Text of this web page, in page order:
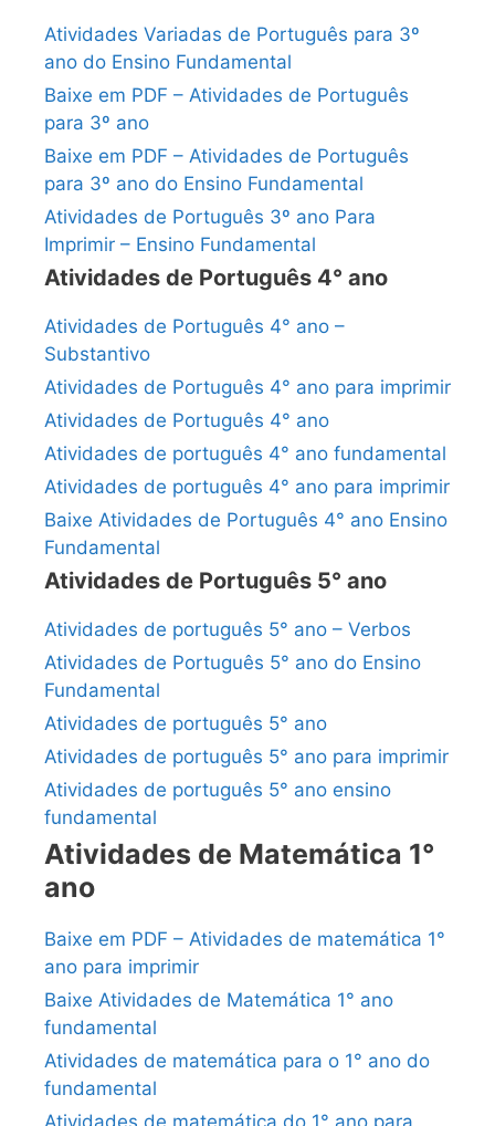
Atividades Variadas de Português para 3º
ano do Ensino Fundamental
Baixe em PDF – Atividades de Português
para 3º ano
Baixe em PDF – Atividades de Português
para 3º ano do Ensino Fundamental
Atividades de Português 3º ano Para
Imprimir – Ensino Fundamental
Atividades de Português 4° ano
Atividades de Português 4° ano –
Substantivo
Atividades de Português 4° ano para imprimir
Atividades de Português 4° ano
Atividades de português 4° ano fundamental
Atividades de português 4° ano para imprimir
Baixe Atividades de Português 4° ano Ensino
Fundamental
Atividades de Português 5° ano
Atividades de português 5° ano – Verbos
Atividades de Português 5° ano do Ensino
Fundamental
Atividades de português 5° ano
Atividades de português 5° ano para imprimir
Atividades de português 5° ano ensino
fundamental
Atividades de Matemática 1°
ano
Baixe em PDF – Atividades de matemática 1°
ano para imprimir
Baixe Atividades de Matemática 1° ano
fundamental
Atividades de matemática para o 1° ano do
fundamental